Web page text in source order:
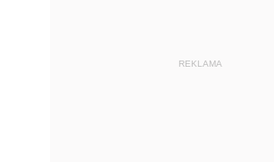
REKLAMA